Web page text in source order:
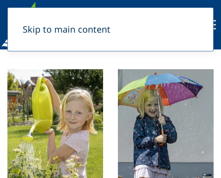
Skip to main content
Mehr … Mehr …